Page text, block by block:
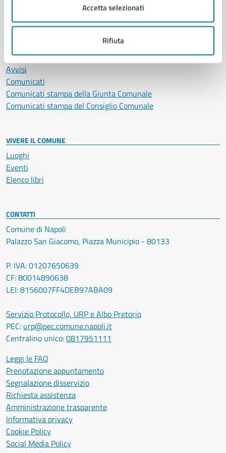
Accetta selezionati
Rifiuta
Notizie
Avvisi
Comunicati
Comunicati stampa della Giunta Comunale
Comunicati stampa del Consiglio Comunale
VIVERE IL COMUNE
Luoghi
Eventi
Elenco libri
CONTATTI
Comune di Napoli
Palazzo San Giacomo, Piazza Municipio - 80133
P. IVA: 01207650639
CF: 80014890638
LEI: 8156007FF4DEB97ABA09
Servizio Protocollo, URP e Albo Pretorio
PEC: urp@pec.comune.napoli.it
Centralino unico:0817951111
Leggi le FAQ
Prenotazione appuntamento
Segnalazione disservizio
Richiesta assistenza
Amministrazione trasparente
Informativa privacy
Cookie Policy
Social Media Policy